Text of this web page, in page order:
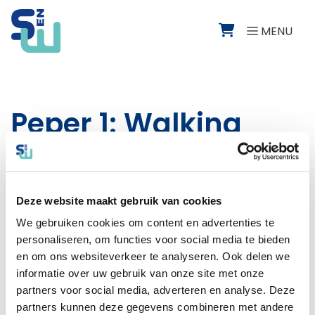
Deze website maakt gebruik van cookies
We gebruiken cookies om content en advertenties te
personaliseren, om functies voor social media te bieden
en om ons websiteverkeer te analyseren. Ook delen we
informatie over uw gebruik van onze site met onze
partners voor social media, adverteren en analyse. Deze
partners kunnen deze gegevens combineren met andere
Direct naar de inhoud van de pagina
MENU
Peper 1: Walking
lunges
middelgrote stap naar voren en zak recht naar
beneden door de knieën, houd lichaam rechtop en
duw weer omhoog. Stap direct met andere been
naar voren.
10 keer om en om, daarna 30 seconden rust
2 tot 4 series